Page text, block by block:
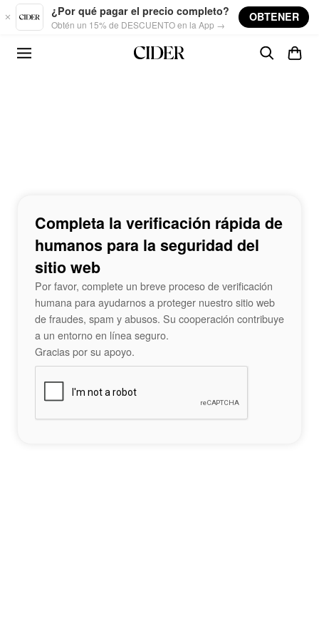
Skip to main content
¿Por qué pagar el precio completo?
Obtén un 15% de DESCUENTO en la App →
OBTENER
Completa la verificación rápida de
humanos para la seguridad del
sitio web
Por favor, complete un breve proceso de verificación
humana para ayudarnos a proteger nuestro sitio web
de fraudes, spam y abusos. Su cooperación contribuye
a un entorno en línea seguro.
Gracias por su apoyo.